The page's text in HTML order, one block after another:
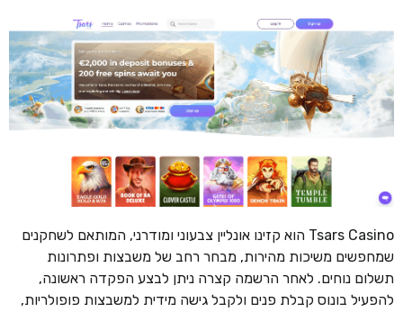
Tsars Casino הוא קזינו אונליין צבעוני ומודרני, המותאם לשחקנים
שמחפשים משיכות מהירות, מבחר רחב של משבצות ופתרונות
תשלום נוחים. לאחר הרשמה קצרה ניתן לבצע הפקדה ראשונה,
להפעיל בונוס קבלת פנים ולקבל גישה מידית למשבצות פופולריות,